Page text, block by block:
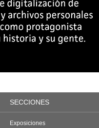
SECCIONES
Exposiciones